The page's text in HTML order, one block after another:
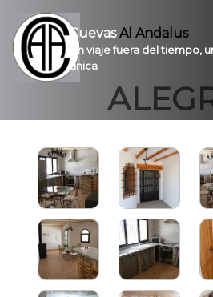
CuevasAl Andalus
Un viaje fuera del tiempo,
única
Introducción
Galería
Prestaciones
Contacto
Pro